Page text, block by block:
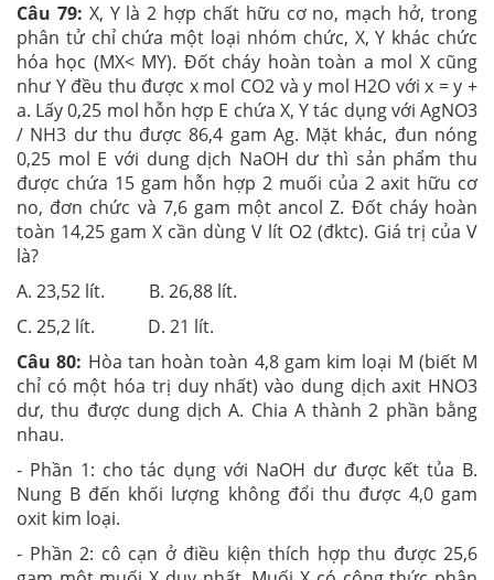
Câu 79: X, Y là 2 hợp chất hữu cơ no, mạch hở, trong
phân tử chỉ chứa một loại nhóm chức, X, Y khác chức
hóa học (MX< MY). Đốt cháy hoàn toàn a mol X cũng
như Y đều thu được x mol CO2 và y mol H2O với x = y +
a. Lấy 0,25 mol hỗn hợp E chứa X, Y tác dụng với AgNO3
/ NH3 dư thu được 86,4 gam Ag. Mặt khác, đun nóng
0,25 mol E với dung dịch NaOH dư thì sản phẩm thu
được chứa 15 gam hỗn hợp 2 muối của 2 axit hữu cơ
no, đơn chức và 7,6 gam một ancol Z. Đốt cháy hoàn
toàn 14,25 gam X cần dùng V lít O2 (đktc). Giá trị của V
là?
A. 23,52 lít. B. 26,88 lít.
C. 25,2 lít. D. 21 lít.
Câu 80: Hòa tan hoàn toàn 4,8 gam kim loại M (biết M
chỉ có một hóa trị duy nhất) vào dung dịch axit HNO3
dư, thu được dung dịch A. Chia A thành 2 phần bằng
nhau.
- Phần 1: cho tác dụng với NaOH dư được kết tủa B.
Nung B đến khối lượng không đổi thu được 4,0 gam
oxit kim loại.
- Phần 2: cô cạn ở điều kiện thích hợp thu được 25,6